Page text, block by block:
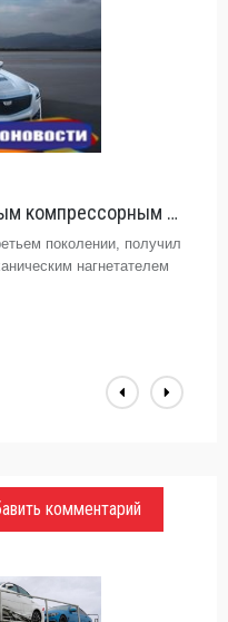
Cadillac оценил «заряженный» седан CTS-V в 6,4 миллиона рублей - «Автоновости»
CTS-V в 6,4 миллиона
заказов в России на
CTS
комментарий